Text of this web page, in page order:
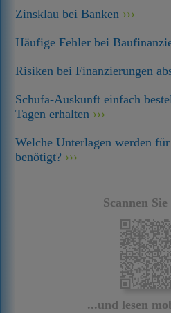
Zinsklau bei Banken
Häufige Fehler bei
Risiken bei Finanzierungen
Schufa-Auskunft einfach
Tagen erhalten
Welche Unterlagen werden
benötigt?
Scannen
...und lesen